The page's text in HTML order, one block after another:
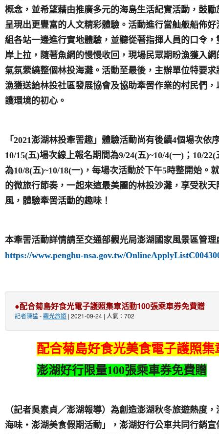
概念，並希望藉由推廣多元的海島生活紀實活動，鼓
呈現出更豐富的人文精彩體驗。活動進行當舢舨船佈
組各站一邊進行實地體驗，並聽從著指揮人員的口令
岸上拉，隨著魚網的慢慢收回，現場民眾期盼漁獲入
氣氛縈繞整個林投海灘。活動至最後，主辦單位特要
漁獲送給林投社區發展協會及協助牽罟作業的村民們
護環境的初心。
「2021澎湖林投牽罟趣」體驗活動尚有後續4個場次依
10/15(五)場次線上報名期間為9/24(五)~10/4(一)；10/
為10/8(五)~10/18(一)，每場次活動於下午5時整開始。
的微旅行節奏，一起來這最美麗的林投沙灘，享受秋
風，體驗牽罟活動的趣味！
本牽罟活動詳情請至交通部觀光局澎湖國家風景區管
https://www.penghu-nsa.gov.tw/
●配合菊島好食光電子護照集章活動100張乘車券免費贈
記者陳猛-觀光旅遊 | 2021-09-24 | 人氣：702
配合菊島好食光美食電子護照集
澎湖好行限量100張乘車券免費贈
（記者吳素貞／澎湖報導）為創造澎湖秋冬旅遊熱度
海味‧澎湖美食假期活動」，澎湖好行公車共同行銷